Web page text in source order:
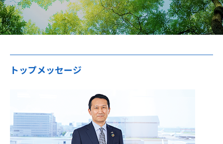
羽田空港ターミナル公式サイト
JP
トップメッセージ